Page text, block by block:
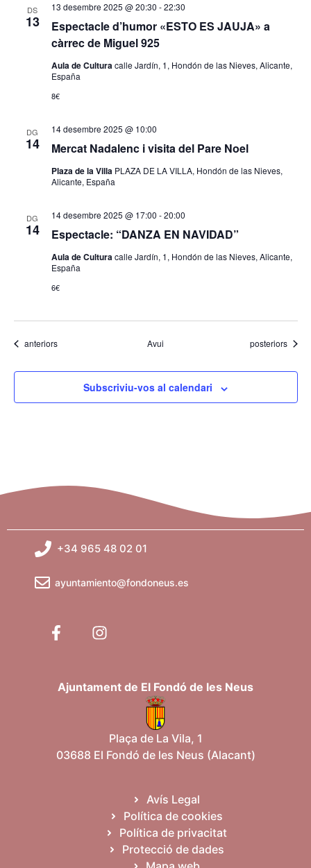
DS
13
Espectacle d’humor «ESTO ES JAUJA» a
càrrec de Miguel 925
13 desembre 2025 @ 20:30 -22:30
Aula de Culturacalle Jardín, 1, Hondón de las Nieves, Alicante,
España
8€
DG
14 Mercat Nadalenc i visita del Pare Noel
14 desembre 2025 @ 10:00
Plaza de la Villa PLAZA DE LA VILLA, Hondón de las Nieves,
Alicante, España
DG
14 Espectacle: “DANZA EN NAVIDAD”
14 desembre 2025 @ 17:00 -20:00
Aula de Culturacalle Jardín, 1, Hondón de las Nieves, Alicante,
España
6€
Esdeveniments
anteriors Avui Esdeveniments
posteriors
Subscriviu-vos al calendari
+34 965 48 02 01
ayuntamiento@fondoneus.es
Ajuntament de El Fondó de les Neus
Plaça de La Vila, 1
03688 El Fondó de les Neus (Alacant)
Avís Legal
Política de cookies
Política de privacitat
Protecció de dades